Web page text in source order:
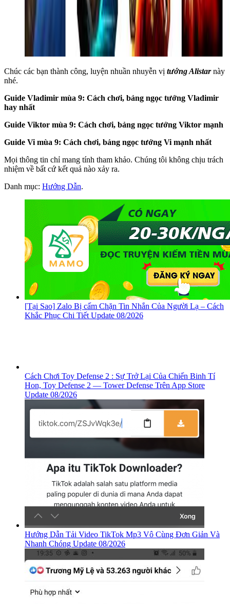
Chúc các bạn thành công, luyện nhuần nhuyễn vị tướng Alistarnày
nhé.
Guide Vladimir mùa 9: Cách chơi, bảng ngọc tướng Vladimir
hay nhất
Guide Viktor mùa 9: Cách chơi, bảng ngọc tướng Viktor mạnh
Guide Vi mùa 9: Cách chơi, bảng ngọc tướng Vi mạnh nhất
Mọi thông tin chỉ mang tính tham khảo. Chúng tôi không chịu trách
nhiệm về bất cứ kết quả nào xảy ra.
Danh mục: Hướng Dẫn.
[Tại Sao] Zalo Bị cấm Chặn Tin Nhắn Của Người Lạ – Cách
Khắc Phục Chi Tiết Update 08/2026
Cách Chơi Toy Defense 2 : Sự Trở Lại Của Chiến Binh Tí
Hon, ‎Toy Defense 2 — Tower Defense Trên App Store
Update 08/2026
Hướng Dẫn Tải Video TikTok Mp3 Vô Cùng Đơn Giản Và
Nhanh Chóng Update 08/2026